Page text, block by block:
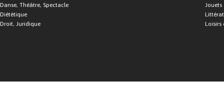
Danse, Théâtre, Spectacle
Diététique
Droit, Juridique
Jouets
Loisirs